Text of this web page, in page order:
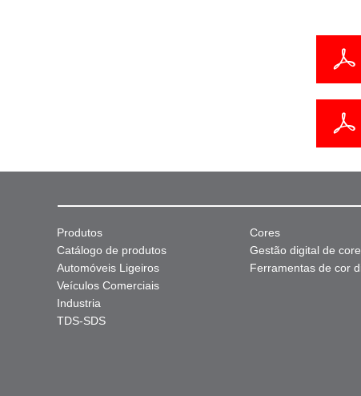
Produtos
Catálogo de produtos
Automóveis Ligeiros
Veículos Comerciais
Industria
TDS-SDS
Cores
Gestão digital de
Ferramentas de cor